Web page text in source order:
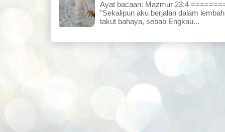
Ayat bacaan: Mazmur 23:4
"Sekalipun aku berjalan dalam
takut bahaya, sebab Engkau...